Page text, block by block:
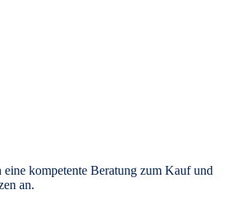
kompetente Beratung zum Kauf und
an.